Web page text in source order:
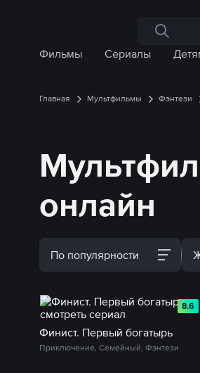
Поиск по
Фильмы
Сериалы
Главная Мультфильмы Фэнтези
онлайн
По популярности
8.6
Финист. Первый богатырь
Приключение, Семейный, Фэнтези